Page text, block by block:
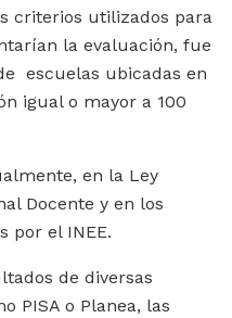
criterios utilizados para
la evaluación, fue
escuelas ubicadas en
igual o mayor a 100
en la Ley
Docente y en los
por el INEE.
de diversas
PISA o Planea, las